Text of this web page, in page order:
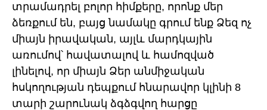
տրամադրել բոլոր հիմքերը, որոնք մեր
ձեռքում են, բայց նամակը գրում ենք Ձեզ ոչ
միայն իրավական, այլև մարդկային
առումով՝ հավատալով և համոզված
լինելով, որ միայն Ձեր անմիջական
հսկողության դեպքում հնարավոր կլինի 8
տարի շարունակ ձգձգվող հարցը